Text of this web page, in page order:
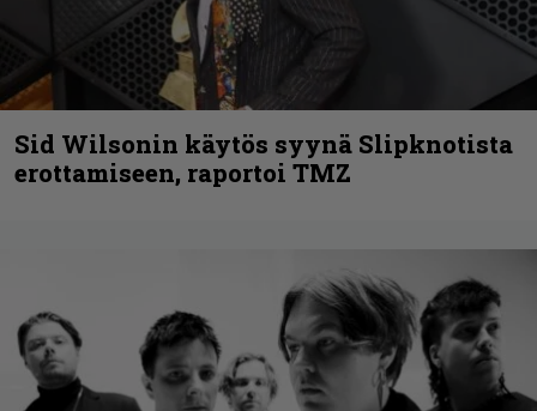
Sid Wilsonin käytös syynä Slipknotista
erottamiseen, raportoi TMZ